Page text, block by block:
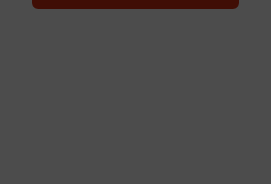
ます。しかし実際には、「どれほどの時間を入浴介助に費